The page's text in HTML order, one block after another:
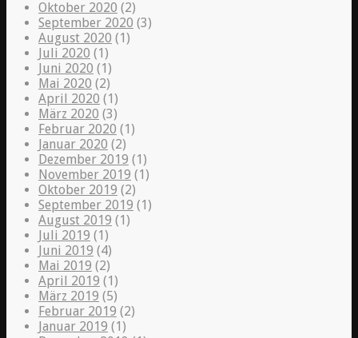
Oktober 2020 (2)
September 2020 (3)
August 2020 (1)
Juli 2020 (1)
Juni 2020 (1)
Mai 2020 (2)
April 2020 (1)
März 2020 (3)
Februar 2020 (1)
Januar 2020 (2)
Dezember 2019 (1)
November 2019 (1)
Oktober 2019 (2)
September 2019 (1)
August 2019 (1)
Juli 2019 (1)
Juni 2019 (4)
Mai 2019 (2)
April 2019 (1)
März 2019 (5)
Februar 2019 (2)
Januar 2019 (1)